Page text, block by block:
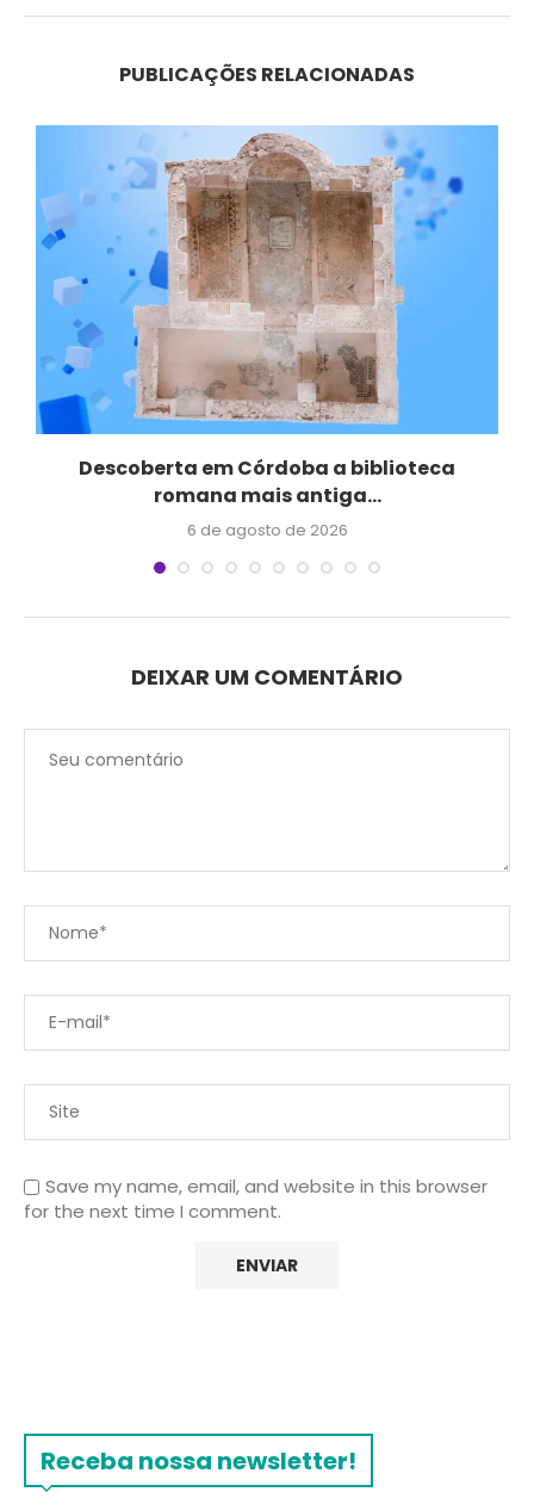
PUBLICAÇÕES RELACIONADAS
Descoberta em Córdoba a biblioteca
romana mais antiga...
6 de agosto de 2026
DEIXAR UM COMENTÁRIO
Save my name, email, and website in this browser
for the next time I comment.
Receba nossa newsletter!